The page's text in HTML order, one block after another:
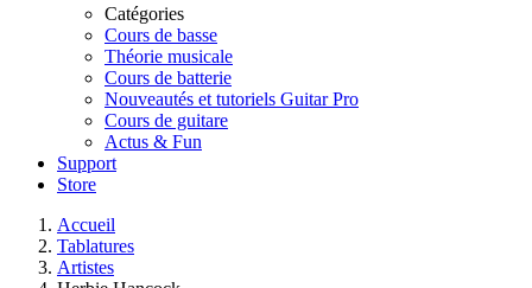
Catégories
Cours de basse
Théorie musicale
Cours de batterie
Nouveautés et tutoriels Guitar Pro
Cours de guitare
Actus & Fun
Support
Store
Accueil
Tablatures
Artistes